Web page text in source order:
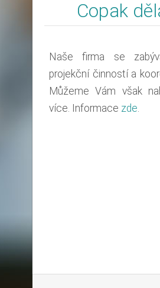
Copak
Naše firma se
projekční činností a
Můžeme Vám však
více. Informace zde.